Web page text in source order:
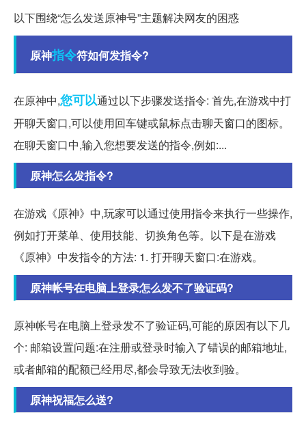
以下围绕“怎么发送原神号”主题解决网友的困惑
原神指令符如何发指令?
在原神中,您可以通过以下步骤发送指令: 首先,在游戏中打
开聊天窗口,可以使用回车键或鼠标点击聊天窗口的图标。
在聊天窗口中,输入您想要发送的指令,例如:...
原神怎么发指令?
在游戏《原神》中,玩家可以通过使用指令来执行一些操作,
例如打开菜单、使用技能、切换角色等。以下是在游戏
《原神》中发指令的方法: 1. 打开聊天窗口:在游戏。
原神帐号在电脑上登录怎么发不了验证码?
原神帐号在电脑上登录发不了验证码,可能的原因有以下几
个: 邮箱设置问题:在注册或登录时输入了错误的邮箱地址,
或者邮箱的配额已经用尽,都会导致无法收到验。
原神祝福怎么送?